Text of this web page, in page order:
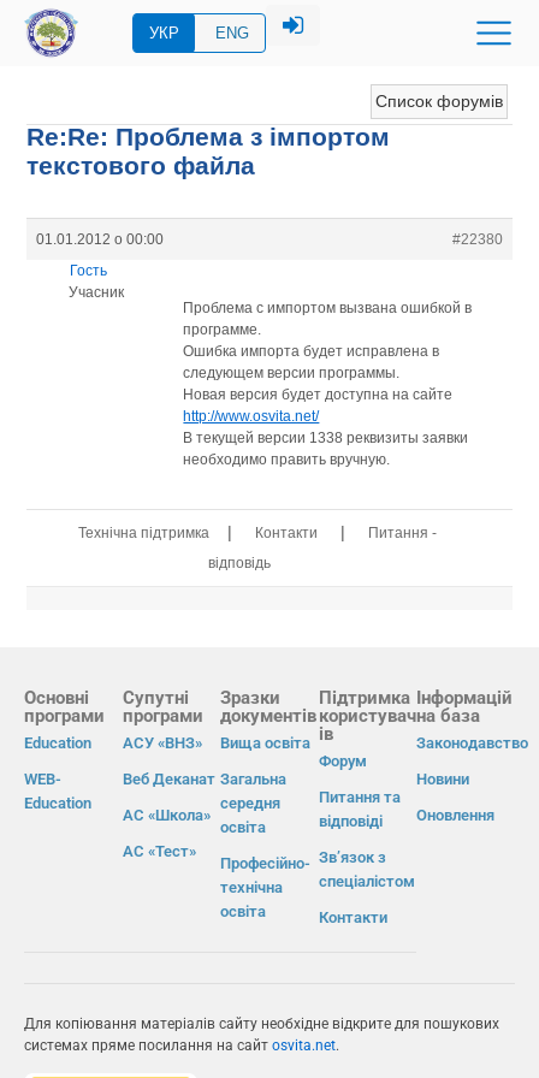
УКР ENG
Список форумів
Re:Re: Проблема з імпортом
текстового файла
01.01.2012 о 00:00
#22380
Гость
Учасник
Проблема с импортом вызвана ошибкой в
программе.
Ошибка импорта будет исправлена в
следующем версии программы.
Новая версия будет доступна на сайте
http://www.osvita.net/
В текущей версии 1338 реквизиты заявки
необходимо править вручную.
Технічна підтримка | Контакти |
Питання -
відповідь
Основні
програми
Education
WEB-
Education
Супутні
програми
АСУ «ВНЗ»
Веб Деканат
АС «Школа»
АС «Тест»
Зразки
документів
Вища освіта
Загальна
середня
освіта
Професійно-
технічна
освіта
Підтримка
користувач
ів
Форум
Питання та
відповіді
Зв’язок з
спеціалістом
Контакти
Інформацій
на база
Законодавство
Новини
Оновлення
Для копіювання матеріалів сайту необхідне відкрите для пошукових
системах пряме посилання на сайт osvita.net.